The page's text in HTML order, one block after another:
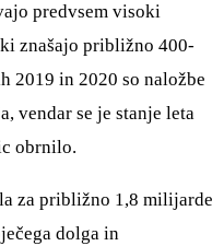
predvsem visoki
znašajo približno 400-
2019 in 2020 so naložbe
vendar se je stanje leta
obrnilo.
za približno 1,8 milijarde
dolga in